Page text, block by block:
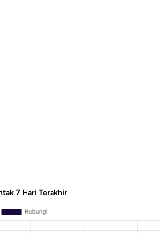
7 Hari Terakhir